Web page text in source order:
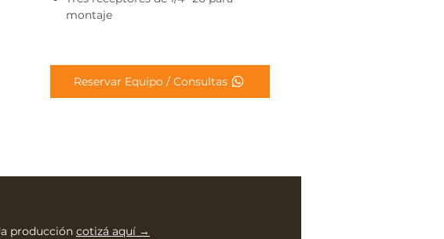
montaje
Reservar Equipo / Consultas
producción cotizá aquí →